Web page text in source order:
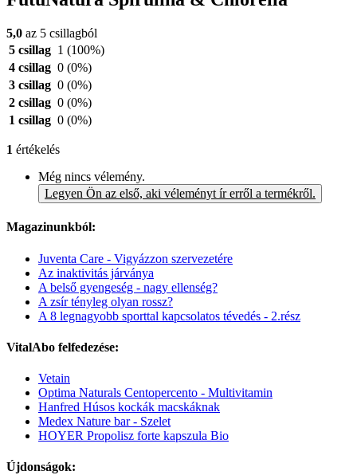
5,0 az 5 csillagból
5 csillag 1 (100%)
4 csillag 0 (0%)
3 csillag 0 (0%)
2 csillag 0 (0%)
1 csillag 0 (0%)
1 értékelés
Még nincs vélemény.
Legyen Ön az első, aki véleményt ír erről a termékről.
Magazinunkból:
Juventa Care - Vigyázzon szervezetére
Az inaktivitás járványa
A belső gyengeség - nagy ellenség?
A zsír tényleg olyan rossz?
A 8 legnagyobb sporttal kapcsolatos tévedés - 2.rész
VitalAbo felfedezése:
Vetain
Optima Naturals Centopercento - Multivitamin
Hanfred Húsos kockák macskáknak
Medex Nature bar - Szelet
HOYER Propolisz forte kapszula Bio
Újdonságok: